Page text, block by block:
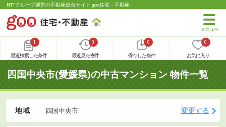
NTTグループ運営の不動産総合サイト goo住宅・不動産
1
最近検索した条件
0
最近見た物件
0
保存した条件
0
お気に入り
四国中央市(愛媛県)の中古マンション 物件一覧
地域 四国中央市 変更する